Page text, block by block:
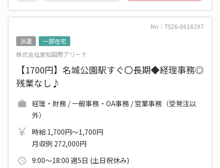
No：TS26-0618297
派遣
一部在宅
株式会社愛知国際アリーナ
【1700円】名城公園駅すぐ〇長期◆経理事務◎
残業なし♪
経理・財務 / 一般事務・OA事務 / 営業事務（受発注以
外）
時給 1,700円～1,700円
月収例 272,000円
9:00～18:00 週5日 (土日祝休み)